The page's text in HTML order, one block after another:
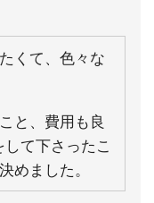
くて、色々な
と、費用も良
て下さったこ
めました。